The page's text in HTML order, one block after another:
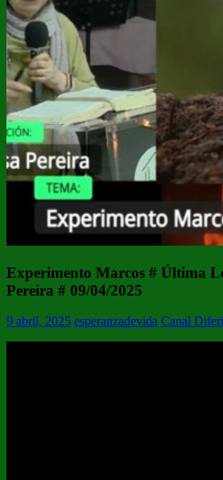
Experimento Marcos # Última
Pereira # 09/04/2025
9 abril, 2025 esperanzadevida Canal